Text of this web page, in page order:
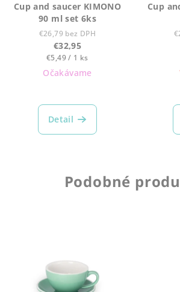
Cup and saucer KIMONO
90 ml set 6ks
€26,79 bez DPH
€32,95
Jednotková
cena:
€5,49 / 1 ks
Očakávame
Detail
Cup
Podobné